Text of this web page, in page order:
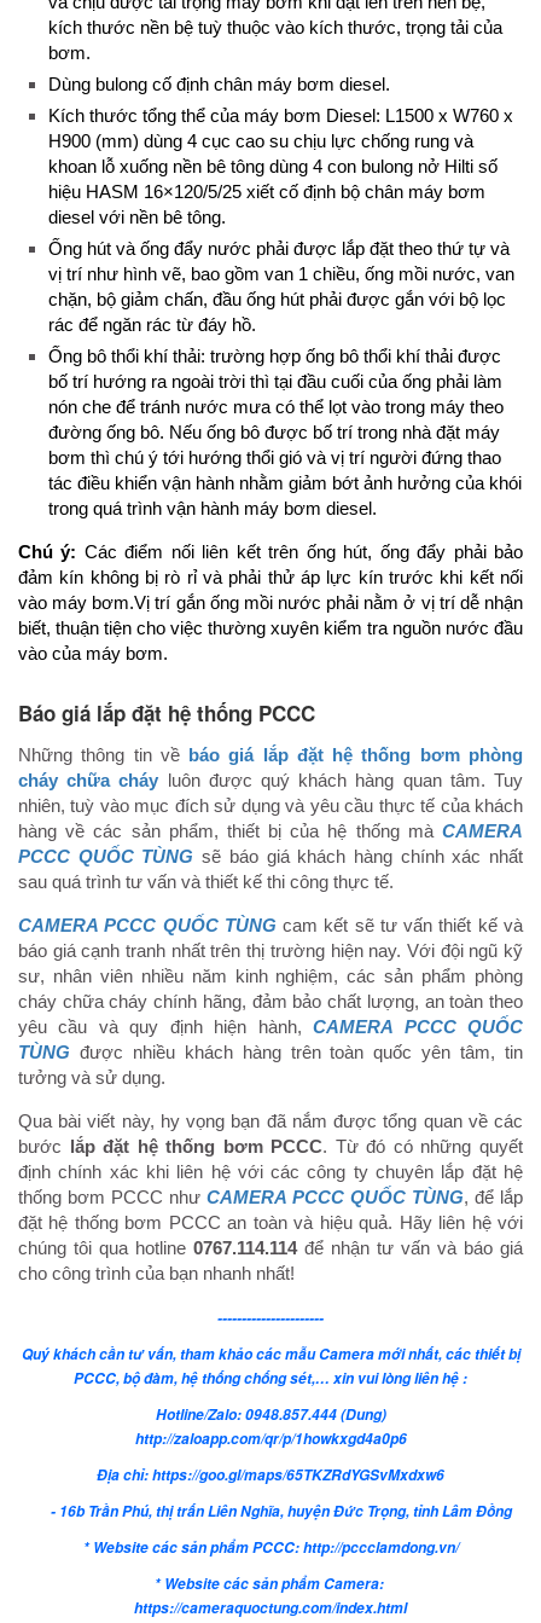
kích thước nền bệ tuỳ thuộc vào kích thước, trọng tải của
bơm.
Dùng bulong cố định chân máy bơm diesel.
Kích thước tổng thể của máy bơm Diesel: L1500 x W760 x
H900 (mm) dùng 4 cục cao su chịu lực chống rung và
khoan lỗ xuống nền bê tông dùng 4 con bulong nở Hilti số
hiệu HASM 16×120/5/25 xiết cố định bộ chân máy bơm
diesel với nền bê tông.
Ống hút và ống đẩy nước phải được lắp đặt theo thứ tự và
vị trí như hình vẽ, bao gồm van 1 chiều, ống mồi nước, van
chặn, bộ giảm chấn, đầu ống hút phải được gắn với bộ lọc
rác để ngăn rác từ đáy hồ.
Ống bô thổi khí thải: trường hợp ống bô thổi khí thải được
bố trí hướng ra ngoài trời thì tại đầu cuối của ống phải làm
nón che để tránh nước mưa có thể lọt vào trong máy theo
đường ống bô. Nếu ống bô được bố trí trong nhà đặt máy
bơm thì chú ý tới hướng thổi gió và vị trí người đứng thao
tác điều khiển vận hành nhằm giảm bớt ảnh hưởng của khói
trong quá trình vận hành máy bơm diesel.
Chú ý: Các điểm nối liên kết trên ống hút, ống đẩy phải bảo
đảm kín không bị rò rỉ và phải thử áp lực kín trước khi kết nối
vào máy bơm.Vị trí gắn ống mồi nước phải nằm ở vị trí dễ nhận
biết, thuận tiện cho việc thường xuyên kiểm tra nguồn nước đầu
vào của máy bơm.
Báo giá lắp đặt hệ thống PCCC
Những thông tin về báo giá lắp đặt hệ thống bơm phòng
cháy chữa cháy luôn được quý khách hàng quan tâm. Tuy
nhiên, tuỳ vào mục đích sử dụng và yêu cầu thực tế của khách
hàng về các sản phẩm, thiết bị của hệ thống mà CAMERA
PCCC QUỐC TÙNG sẽ báo giá khách hàng chính xác nhất
sau quá trình tư vấn và thiết kế thi công thực tế.
CAMERA PCCC QUỐC TÙNG cam kết sẽ tư vấn thiết kế và
báo giá cạnh tranh nhất trên thị trường hiện nay. Với đội ngũ kỹ
sư, nhân viên nhiều năm kinh nghiệm, các sản phẩm phòng
cháy chữa cháy chính hãng, đảm bảo chất lượng, an toàn theo
yêu cầu và quy định hiện hành,CAMERA PCCC QUỐC
TÙNG được nhiều khách hàng trên toàn quốc yên tâm, tin
tưởng và sử dụng.
Qua bài viết này, hy vọng bạn đã nắm được tổng quan về các
bước lắp đặt hệ thống bơm PCCC. Từ đó có những quyết
định chính xác khi liên hệ với các công ty chuyên lắp đặt hệ
thống bơm PCCC như CAMERA PCCC QUỐC TÙNG, để lắp
đặt hệ thống bơm PCCC an toàn và hiệu quả. Hãy liên hệ với
chúng tôi qua hotline 0767.114.114để nhận tư vấn và báo giá
cho công trình của bạn nhanh nhất!
----------------------
Quý khách cần tư vấn, tham khảo các mẫu Camera mới nhất, các thiết bị
PCCC, bộ đàm, hệ thống chống sét,… xin vui lòng liên hệ :
Hotline/Zalo: 0948.857.444 (Dung)
http://zaloapp.com/qr/p/1howkxgd4a0p6
Địa chỉ: https://goo.gl/maps/65TKZRdYGSvMxdxw6
- 16b Trần Phú, thị trấn Liên Nghĩa, huyện Đức Trọng, tỉnh Lâm Đồng
* Website các sản phẩm PCCC: http://pccclamdong.vn/
* Website các sản phẩm Camera:
https://cameraquoctung.com/index.html